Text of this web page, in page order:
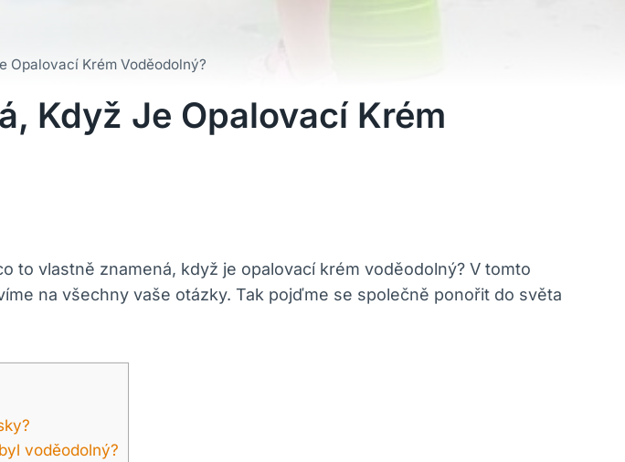
Opalovací Krém Voděodolný?
Když Je Opalovací Krém
to vlastně znamená, když je opalovací krém voděodolný? V tomto
na všechny vaše otázky. Tak pojďme se společně ponořit do světa
voděodolný?